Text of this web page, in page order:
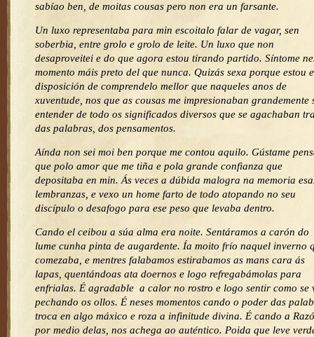
sabíao ben, de moitas cousas pero non era un farsante.
Un luxo representaba para min escoitalo falar de vagar, sen
soberbia, entre grolo e grolo de leite. Un luxo que non
desaproveitei e do que agora estou tirando partido. Síntome
momento máis preto del que nunca. Quizás sexa porque estou
disposición de comprendelo mellor que naqueles anos de
xuventude, nos que as cousas me impresionaban grandemente
entender de todo os significados diversos que se agachaban
das palabras, dos pensamentos.
Aínda non sei moi ben porque me contou aquilo. Gústame
que polo amor que me tiña e pola grande confianza que
depositaba en min. Ás veces a dúbida malogra na memoria
lembranzas, e vexo un home farto de todo atopando no seu
discípulo o desafogo para ese peso que levaba dentro.
Cando el ceibou a súa alma era noite. Sentáramos a carón do
lume cunha pinta de augardente. Ía moito frío naquel inverno
comezaba, e mentres falabamos estirabamos as mans cara ás
lapas, quentándoas ata doernos e logo refregabámolas para
enfrialas. É agradable a calor no rostro e logo sentir como se
pechando os ollos. É neses momentos cando o poder das
troca en algo máxico e roza a infinitude divina. É cando a
por medio delas, nos achega ao auténtico. Poida que leve